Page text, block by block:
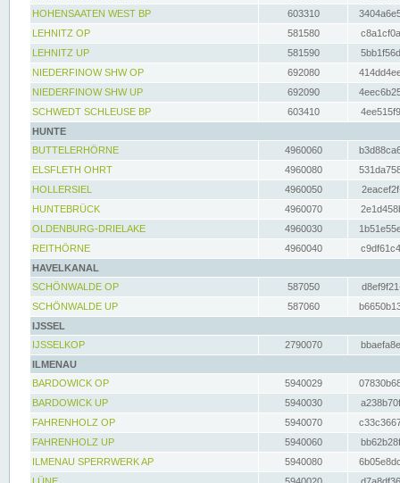
HOHENSAATEN WEST BP
603310
LEHNITZ OP
581580
LEHNITZ UP
581590
NIEDERFINOW SHW OP
692080
NIEDERFINOW SHW UP
692090
SCHWEDT SCHLEUSE BP
603410
HUNTE
BUTTELERHÖRNE
4960060
ELSFLETH OHRT
4960080
HOLLERSIEL
4960050
HUNTEBRÜCK
4960070
OLDENBURG-DRIELAKE
4960030
REITHÖRNE
4960040
HAVELKANAL
SCHÖNWALDE OP
587050
SCHÖNWALDE UP
587060
IJSSEL
IJSSELKOP
2790070
ILMENAU
BARDOWICK OP
5940029
BARDOWICK UP
5940030
FAHRENHOLZ OP
5940070
FAHRENHOLZ UP
5940060
ILMENAU SPERRWERK AP
5940080